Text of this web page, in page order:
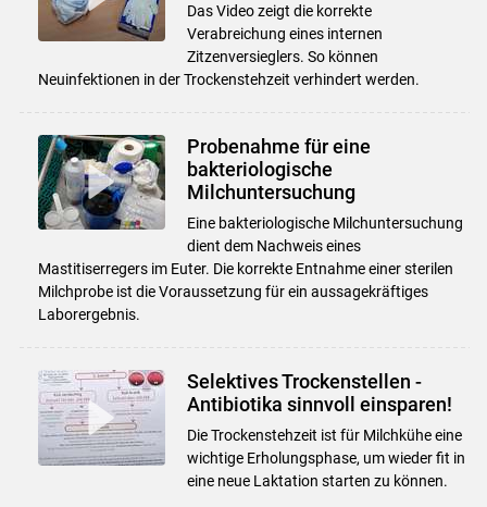
Das Video zeigt die korrekte
Verabreichung eines internen
Zitzenversieglers. So können
Neuinfektionen in der Trockenstehzeit verhindert werden.
Probenahme für eine
bakteriologische
Milchuntersuchung
Eine bakteriologische Milchuntersuchung
dient dem Nachweis eines
Mastitiserregers im Euter. Die korrekte Entnahme einer sterilen
Milchprobe ist die Voraussetzung für ein aussagekräftiges
Laborergebnis.
Selektives Trockenstellen -
Antibiotika sinnvoll einsparen!
Die Trockenstehzeit ist für Milchkühe eine
wichtige Erholungsphase, um wieder fit in
eine neue Laktation starten zu können.